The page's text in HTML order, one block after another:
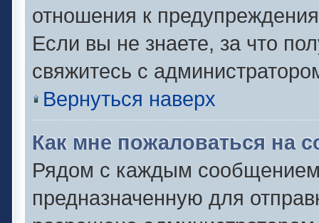
отношения к
Если вы не знаете, за что
свяжитесь с
Вернуться наверх
Как мне пожаловаться на
Рядом с каждым сообщением
предназначенную для